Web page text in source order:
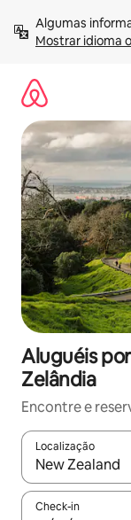
para
Mostrar idioma
Aluguéis
Zelândia
Encontre e
Localização
Quando os
Check-in